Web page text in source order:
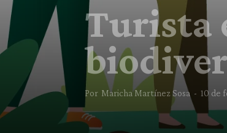
Turista
Por Maricha Martínez Sosa - 10 de